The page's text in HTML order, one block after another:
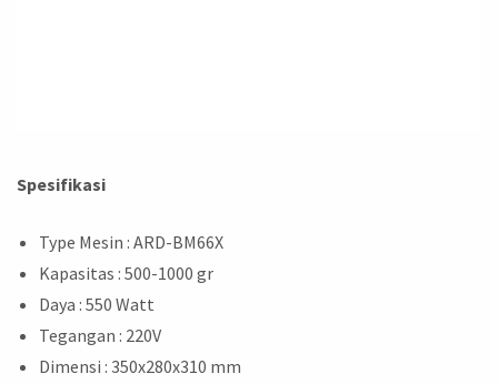
Spesifikasi
Type Mesin : ARD-BM66X
Kapasitas : 500-1000 gr
Daya : 550 Watt
Tegangan : 220V
Dimensi : 350x280x310 mm